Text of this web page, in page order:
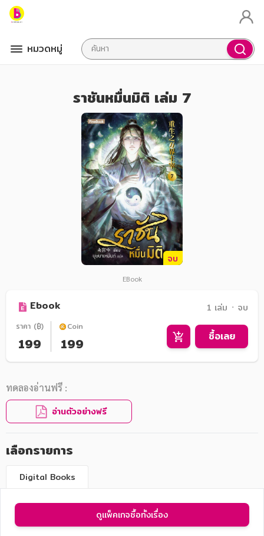
หมวดหมู่
ราชันหมื่นมิติ เล่ม 7
จบ
EBook
Ebook 1 เล่ม ᛫ จบ
ราคา (฿)
199
Coin
199 ซื้อเลย
ทดลองอ่านฟรี :
อ่านตัวอย่างฟรี
เลือกรายการ
Digital Books
ดูแพ็คเกจซื้อทั้งเรื่อง